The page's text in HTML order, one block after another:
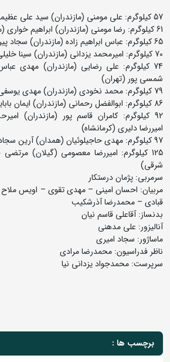
57 کیلوگرم: علی مومنی (مازندران) سید علی عظیمی (کردستان)
61 کیلوگرم: رضا مومنی (مازندران) ابراهیم خواری (مازندران)
65 کیلوگرم: عباس ابراهیم زاده (مازندران) سجاد پیردایه (لرستان)
70 کیلوگرم: امیرمحمد یزدانی (مازندران) سینا خلیلی (مازندران)
74 کیلوگرم: علی رضایی (مازندران) مهدی
شمسی پور (تهران)
79 کیلوگرم: محمد نخودی (مازندران) مهدی یوسفی (تهران)
86 کیلوگرم: ابوالفضل رحمانی (مازندران) ایمان بابایی (کرمانشاه)
92 کیلوگرم: کامران قاسم پور (مازندران)
امیررضا دلیری (کرمانشاه)
97 کیلوگرم: مهدی حاجیلوئیان (همدان) آرین سجادی (مازندران)
125 کیلوگرم: امیررضا معصومی (گیلان)
شرقی)
سرمربی: پژمان درستکار
مربیان: احسان امینی – مهدی تقوی – اویس
قبادی – محمدرضا آذرشکیب
بدنساز: آقاعلی قاسم نیان
آنالیزور: علی مدهنی
ماساژور: سجاد امیری
ناظر فدراسیون: محمدرضا مرادی
سرپرست: محمدجواد یزدانی نیا
برچسب ها :